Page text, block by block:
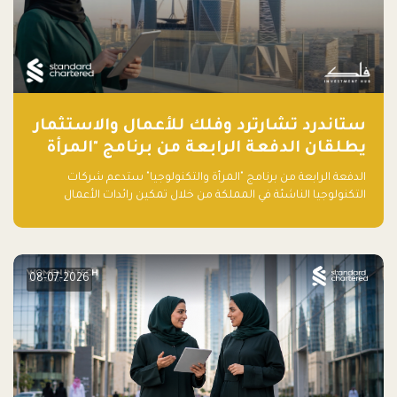
ستاندرد تشارترد وفلك للأعمال والاستثمار
يطلقان الدفعة الرابعة من برنامج "المرأة
والتكنولوجيا" لعام 2026 في المملكة
العربية السعودية
الدفعة الرابعة من برنامج "المرأة والتكنولوجيا" ستدعم شركات
التكنولوجيا الناشئة في المملكة من خلال تمكين رائدات الأعمال
08-07-2026